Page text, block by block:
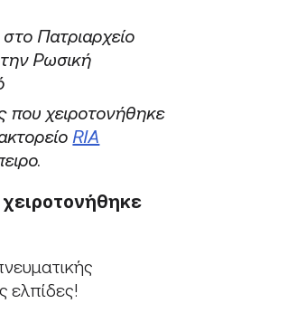
Πατριαρχείο
Ρωσική
χειροτονήθηκε
RIA
ελπίδες!